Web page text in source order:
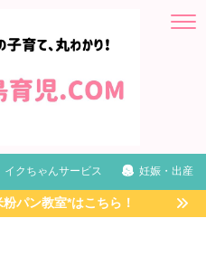
イクちゃんサービス 妊娠・出産
パン教室*はこちら！